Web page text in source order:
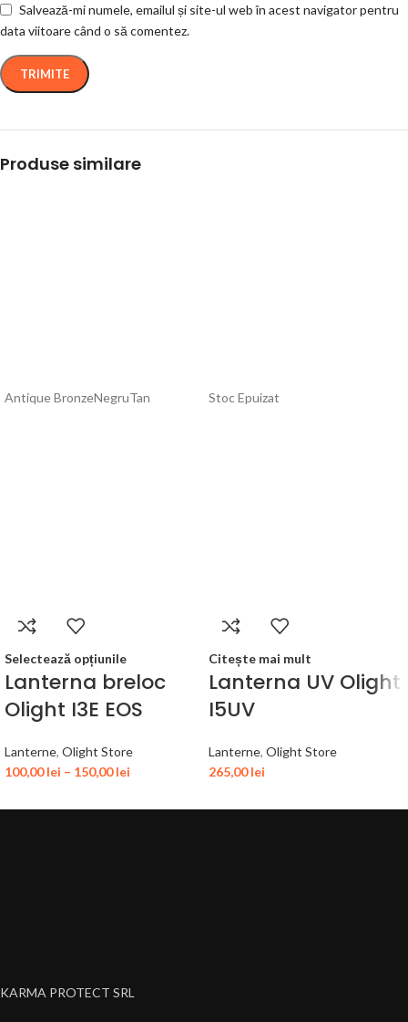
Salvează-mi numele, emailul și site-ul web în acest navigator pentru
data viitoare când o să comentez.
Produse similare
Antique BronzeNegruTan
Selectează opțiunile
Lanterna breloc
Olight I3E EOS
Lanterne, Olight Store
100,00lei – 150,00lei
Stoc Epuizat
Citește mai mult
Lanterna UV Olight
I5UV
Lanterne, Olight Store
265,00lei
KARMA PROTECT SRL